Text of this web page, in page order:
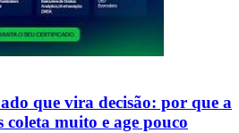
que vira decisão: por que a
coleta muito e age pouco